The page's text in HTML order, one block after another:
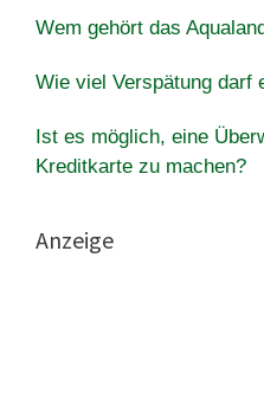
Wem gehört das
Wie viel Verspätung darf
Ist es möglich, eine
Kreditkarte zu machen?
Anzeige